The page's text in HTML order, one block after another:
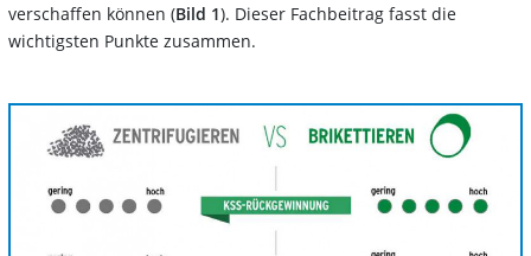
verschaffen können (Bild 1). Dieser Fachbeitrag fasst die
wichtigsten Punkte zusammen.